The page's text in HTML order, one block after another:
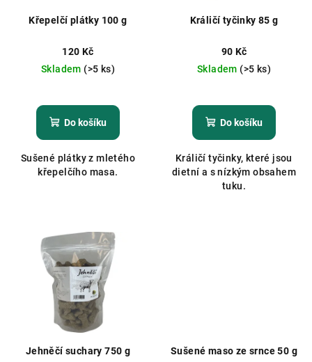
Křepelčí plátky 100 g
120 Kč
Skladem (>5 ks)
Do košíku
Sušené plátky z mletého
křepelčího masa.
Králičí tyčinky 85 g
90 Kč
Skladem (>5 ks)
Do košíku
Králičí tyčinky, které jsou
dietní a s nízkým obsahem
tuku.
Jehněčí suchary 750 g Sušené maso ze srnce 50 g